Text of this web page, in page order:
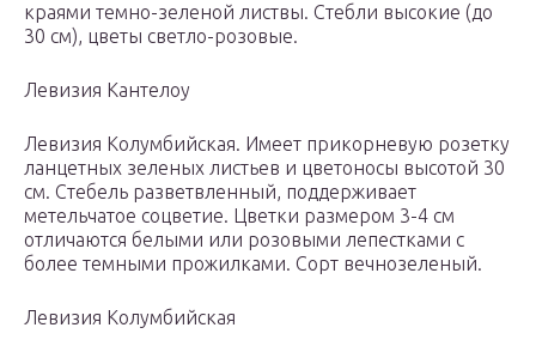
краями темно-зеленой листвы. Стебли высокие (до
30 см), цветы светло-розовые.
Левизия Кантелоу
Левизия Колумбийская. Имеет прикорневую розетку
ланцетных зеленых листьев и цветоносы высотой 30
см. Стебель разветвленный, поддерживает
метельчатое соцветие. Цветки размером 3-4 см
отличаются белыми или розовыми лепестками с
более темными прожилками. Сорт вечнозеленый.
Левизия Колумбийская